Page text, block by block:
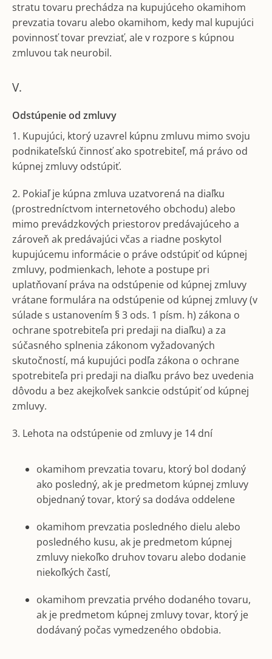
stratu tovaru prechádza na kupujúceho okamihom
prevzatia tovaru alebo okamihom, kedy mal kupujúci
povinnosť tovar prevziať, ale v rozpore s kúpnou
zmluvou tak neurobil.
V.
Odstúpenie od zmluvy
1. Kupujúci, ktorý uzavrel kúpnu zmluvu mimo svoju
podnikateľskú činnosť ako spotrebiteľ, má právo od
kúpnej zmluvy odstúpiť.
2. Pokiaľ je kúpna zmluva uzatvorená na diaľku
(prostredníctvom internetového obchodu) alebo
mimo prevádzkových priestorov predávajúceho a
zároveň ak predávajúci včas a riadne poskytol
kupujúcemu informácie o práve odstúpiť od kúpnej
zmluvy, podmienkach, lehote a postupe pri
uplatňovaní práva na odstúpenie od kúpnej zmluvy
vrátane formulára na odstúpenie od kúpnej zmluvy (v
súlade s ustanovením § 3 ods. 1 písm. h) zákona o
ochrane spotrebiteľa pri predaji na diaľku) a za
súčasného splnenia zákonom vyžadovaných
skutočností, má kupujúci podľa zákona o ochrane
spotrebiteľa pri predaji na diaľku právo bez uvedenia
dôvodu a bez akejkoľvek sankcie odstúpiť od kúpnej
zmluvy.
3. Lehota na odstúpenie od zmluvy je 14 dní
okamihom prevzatia tovaru, ktorý bol dodaný
ako posledný, ak je predmetom kúpnej zmluvy
objednaný tovar, ktorý sa dodáva oddelene
okamihom prevzatia posledného dielu alebo
posledného kusu, ak je predmetom kúpnej
zmluvy niekoľko druhov tovaru alebo dodanie
niekoľkých častí,
okamihom prevzatia prvého dodaného tovaru,
ak je predmetom kúpnej zmluvy tovar, ktorý je
dodávaný počas vymedzeného obdobia.